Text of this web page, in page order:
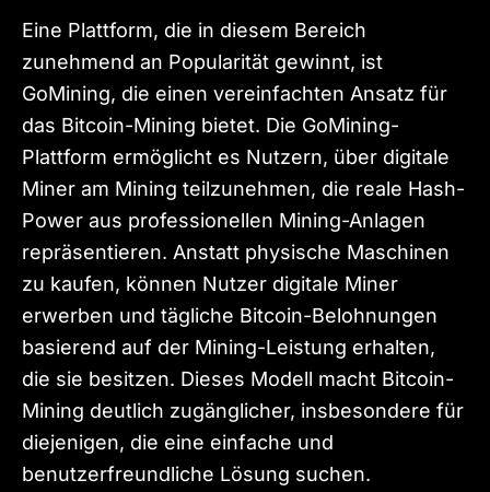
Eine Plattform, die in diesem Bereich
zunehmend an Popularität gewinnt, ist
GoMining, die einen vereinfachten Ansatz für
das Bitcoin-Mining bietet. Die GoMining-
Plattform ermöglicht es Nutzern, über digitale
Miner am Mining teilzunehmen, die reale Hash-
Power aus professionellen Mining-Anlagen
repräsentieren. Anstatt physische Maschinen
zu kaufen, können Nutzer digitale Miner
erwerben und tägliche Bitcoin-Belohnungen
basierend auf der Mining-Leistung erhalten,
die sie besitzen. Dieses Modell macht Bitcoin-
Mining deutlich zugänglicher, insbesondere für
diejenigen, die eine einfache und
benutzerfreundliche Lösung suchen.